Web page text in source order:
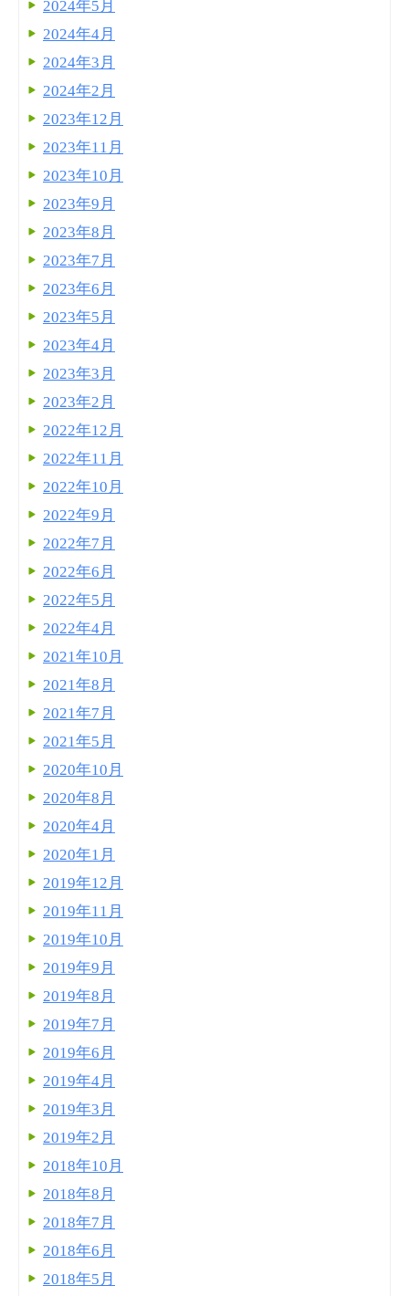
2024年5月
2024年4月
2024年3月
2024年2月
2023年12月
2023年11月
2023年10月
2023年9月
2023年8月
2023年7月
2023年6月
2023年5月
2023年4月
2023年3月
2023年2月
2022年12月
2022年11月
2022年10月
2022年9月
2022年7月
2022年6月
2022年5月
2022年4月
2021年10月
2021年8月
2021年7月
2021年5月
2020年10月
2020年8月
2020年4月
2020年1月
2019年12月
2019年11月
2019年10月
2019年9月
2019年8月
2019年7月
2019年6月
2019年4月
2019年3月
2019年2月
2018年10月
2018年8月
2018年7月
2018年6月
2018年5月